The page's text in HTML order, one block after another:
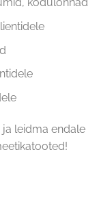
kodulõhnad
leidma endale